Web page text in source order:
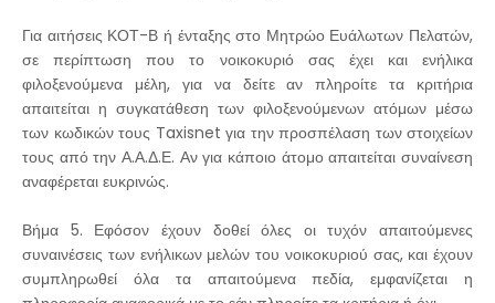
Για αιτήσεις ΚΟΤ-Β ή ένταξης στο Μητρώο Ευάλωτων Πελατών,
σε περίπτωση που το νοικοκυριό σας έχει και ενήλικα
φιλοξενούμενα μέλη, για να δείτε αν πληροίτε τα κριτήρια
απαιτείται η συγκατάθεση των φιλοξενούμενων ατόμων μέσω
των κωδικών τους Taxisnet για την προσπέλαση των στοιχείων
τους από την Α.Α.Δ.Ε. Αν για κάποιο άτομο απαιτείται συναίνεση
αναφέρεται ευκρινώς.
Βήμα 5. Εφόσον έχουν δοθεί όλες οι τυχόν απαιτούμενες
συναινέσεις των ενήλικων μελών του νοικοκυριού σας, και έχουν
συμπληρωθεί όλα τα απαιτούμενα πεδία, εμφανίζεται η